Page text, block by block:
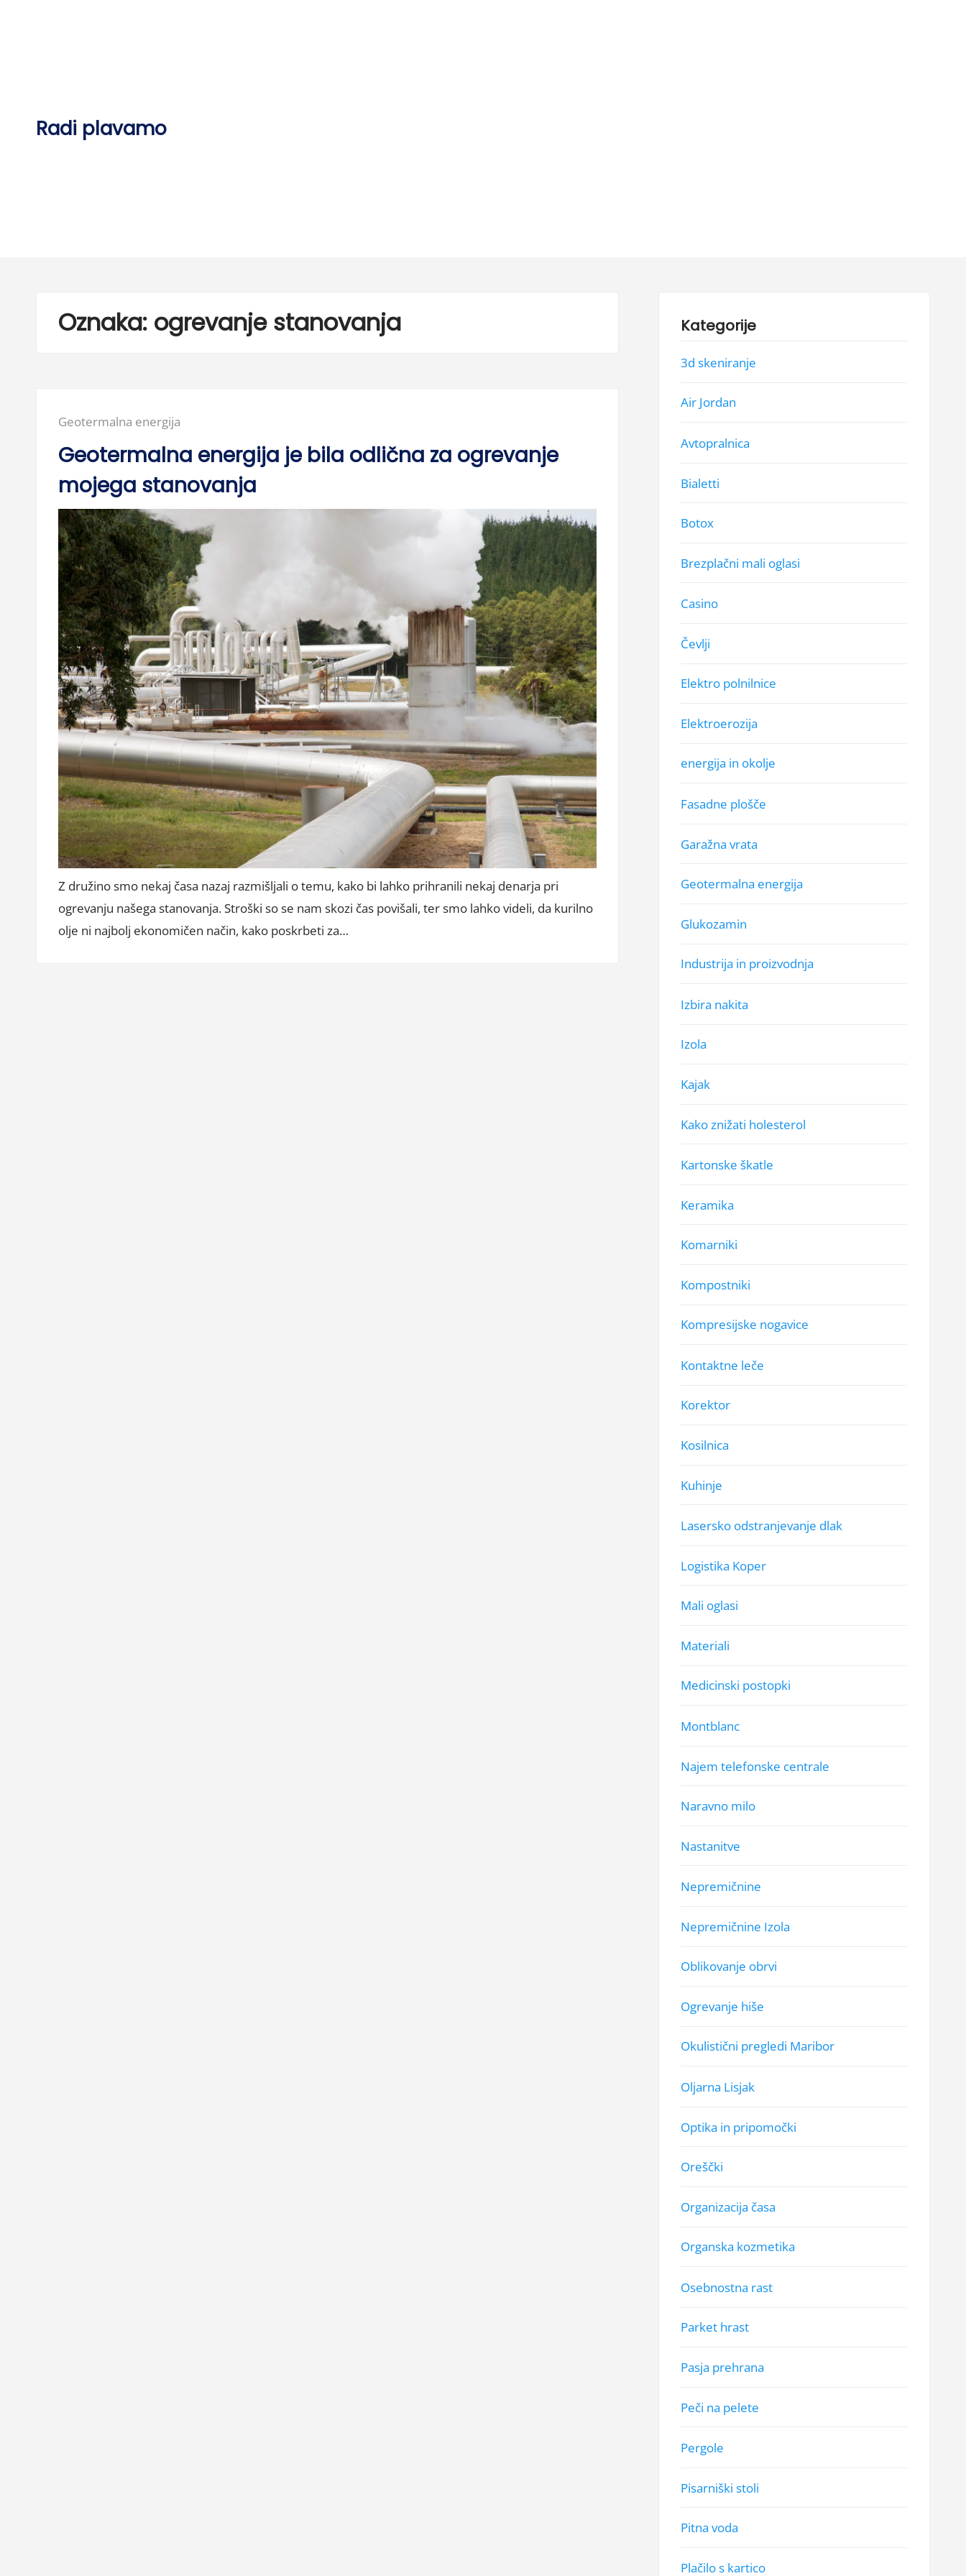
Radi plavamo
Oznaka: ogrevanje stanovanja
Posted
in:
Geotermalna energija
Geotermalna energija je bila odlična za ogrevanje
mojega stanovanja
Z družino smo nekaj časa nazaj razmišljali o temu, kako bi lahko prihranili nekaj denarja pri
ogrevanju našega stanovanja. Stroški so se nam skozi čas povišali, ter smo lahko videli, da kurilno
olje ni najbolj ekonomičen način, kako poskrbeti za…
Kategorije
3d skeniranje
Air Jordan
Avtopralnica
Bialetti
Botox
Brezplačni mali oglasi
Casino
Čevlji
Elektro polnilnice
Elektroerozija
energija in okolje
Fasadne plošče
Garažna vrata
Geotermalna energija
Glukozamin
Industrija in proizvodnja
Izbira nakita
Izola
Kajak
Kako znižati holesterol
Kartonske škatle
Keramika
Komarniki
Kompostniki
Kompresijske nogavice
Kontaktne leče
Korektor
Kosilnica
Kuhinje
Lasersko odstranjevanje dlak
Logistika Koper
Mali oglasi
Materiali
Medicinski postopki
Montblanc
Najem telefonske centrale
Naravno milo
Nastanitve
Nepremičnine
Nepremičnine Izola
Oblikovanje obrvi
Ogrevanje hiše
Okulistični pregledi Maribor
Oljarna Lisjak
Optika in pripomočki
Oreščki
Organizacija časa
Organska kozmetika
Osebnostna rast
Parket hrast
Pasja prehrana
Peči na pelete
Pergole
Pisarniški stoli
Pitna voda
Plačilo s kartico